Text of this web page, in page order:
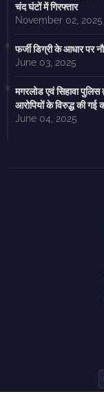
चंद घंटों में गिरफ्तार
November 02, 2025
फर्जी डिग्री के आधार पर
June 03, 2025
मगरलोड एवं सिहावा
आरोपियों के विरुद्ध की गई
June 04, 2025